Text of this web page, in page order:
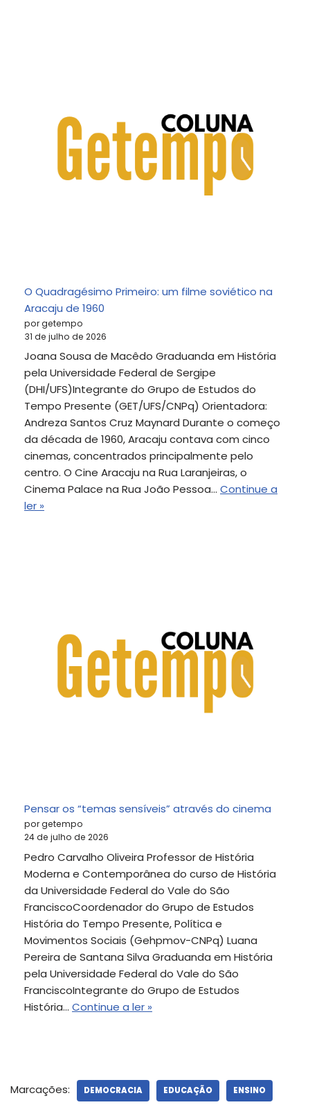
O Quadragésimo Primeiro: um filme soviético na
Aracaju de 1960
por getempo
31 de julho de 2026
Joana Sousa de Macêdo Graduanda em História
pela Universidade Federal de Sergipe
(DHI/UFS)Integrante do Grupo de Estudos do
Tempo Presente (GET/UFS/CNPq) Orientadora:
Andreza Santos Cruz Maynard Durante o começo
da década de 1960, Aracaju contava com cinco
cinemas, concentrados principalmente pelo
centro. O Cine Aracaju na Rua Laranjeiras, o
Cinema Palace na Rua João Pessoa… Continue a
ler »
Pensar os “temas sensíveis” através do cinema
por getempo
24 de julho de 2026
Pedro Carvalho Oliveira Professor de História
Moderna e Contemporânea do curso de História
da Universidade Federal do Vale do São
FranciscoCoordenador do Grupo de Estudos
História do Tempo Presente, Política e
Movimentos Sociais (Gehpmov-CNPq) Luana
Pereira de Santana Silva Graduanda em História
pela Universidade Federal do Vale do São
FranciscoIntegrante do Grupo de Estudos
História… Continue a ler »
Marcações: DEMOCRACIA EDUCAÇÃO ENSINO